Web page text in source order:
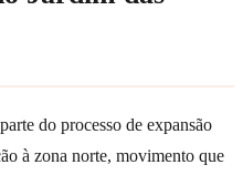
do processo de expansão
à zona norte, movimento que